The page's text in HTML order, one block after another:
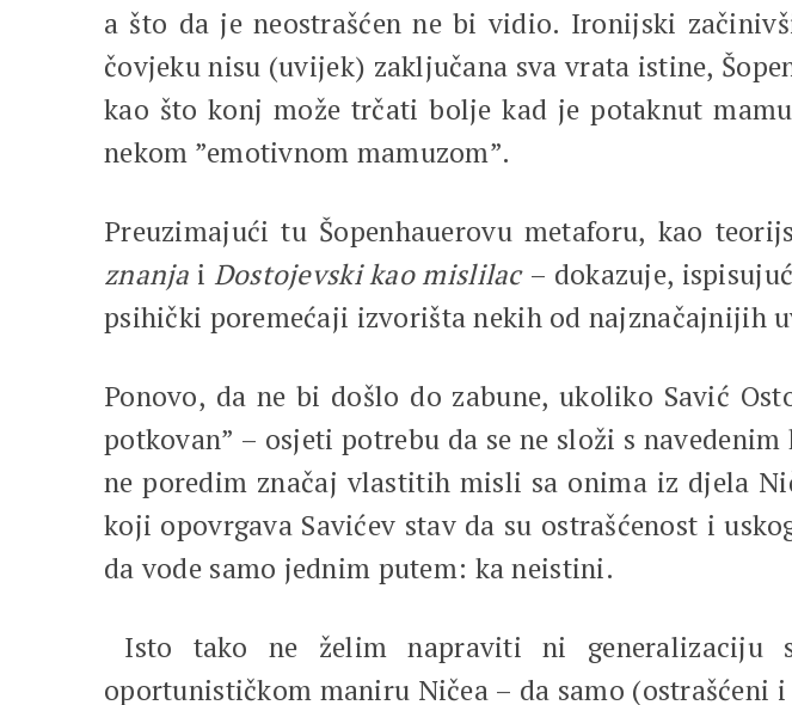
a što da je neostrašćen ne bi vidio. Ironijski
čovjeku nisu (uvijek) zaključana sva vrata istine,
kao što konj može trčati bolje kad je potaknut
nekom ”emotivnom mamuzom”.
Preuzimajući tu Šopenhauerovu metaforu, kao
znanja i Dostojevski kao mislilac – dokazuje,
psihički poremećaji izvorišta nekih od najznačajnijih
Ponovo, da ne bi došlo do zabune, ukoliko Savić
potkovan” – osjeti potrebu da se ne složi s
ne poredim značaj vlastitih misli sa onima iz djela
koji opovrgava Savićev stav da su ostrašćenost i
da vode samo jednim putem: ka neistini.
Isto tako ne želim napraviti ni generalizaciju
oportunističkom maniru Ničea – da samo